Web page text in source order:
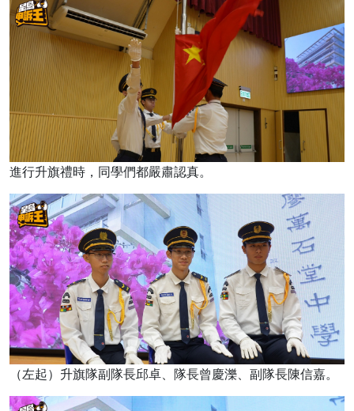
進行升旗禮時，同學們都嚴肅認真。
（左起）升旗隊副隊長邱卓、隊長曾慶濼、副隊長陳信嘉。